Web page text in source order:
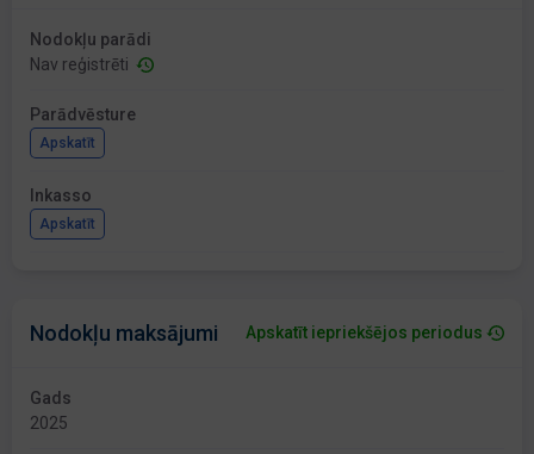
Nodokļu parādi
Nav reģistrēti
Parādvēsture
Apskatīt
Inkasso
Apskatīt
Nodokļu maksājumi Apskatīt iepriekšējos periodus
Gads
2025